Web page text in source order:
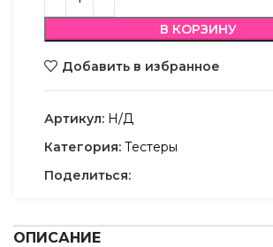
В КОРЗИНУ
Добавить в избранное
Артикул: Н/Д
Категория: Тестеры
Поделиться:
ОПИСАНИЕ